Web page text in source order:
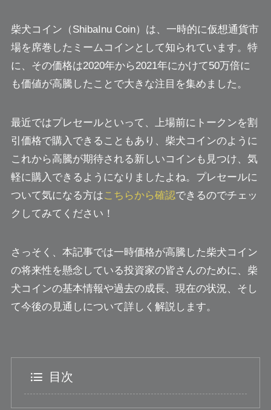
柴犬コイン（ShibaInu Coin）は、一時的に仮想通貨市
場を席巻したミームコインとして知られています。特
に、その価格は2020年から2021年にかけて50万倍に
も価値が高騰したことで大きな注目を集めました。
最近ではプレセールといって、上場前にトークンを割
引価格で購入できることもあり、柴犬コインのように
これから高騰が期待される新しいコインも見つけ、気
軽に購入できるようになりましたよね。プレセールに
ついて気になる方はこちらから確認できるのでチェッ
クしてみてください！
さっそく、本記事では一時価格が高騰した柴犬コイン
の将来性を懸念している投資家の皆さんのために、柴
犬コインの基本情報や過去の成長、現在の状況、そし
て今後の見通しについて詳しく解説します。
目次